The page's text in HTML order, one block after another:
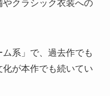
クラシック衣装への
系」で、過去作でも
が本作でも続いてい